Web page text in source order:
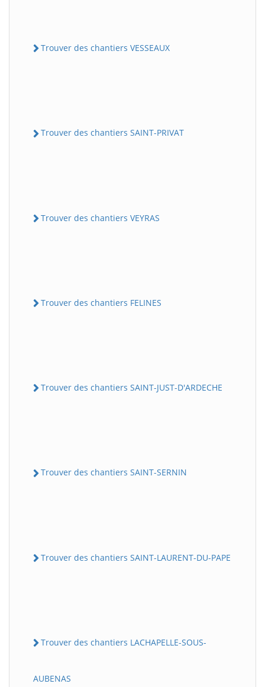
Trouver des chantiers VESSEAUX
Trouver des chantiers SAINT-PRIVAT
Trouver des chantiers VEYRAS
Trouver des chantiers FELINES
Trouver des chantiers SAINT-JUST-D'ARDECHE
Trouver des chantiers SAINT-SERNIN
Trouver des chantiers SAINT-LAURENT-DU-PAPE
Trouver des chantiers LACHAPELLE-SOUS-
AUBENAS